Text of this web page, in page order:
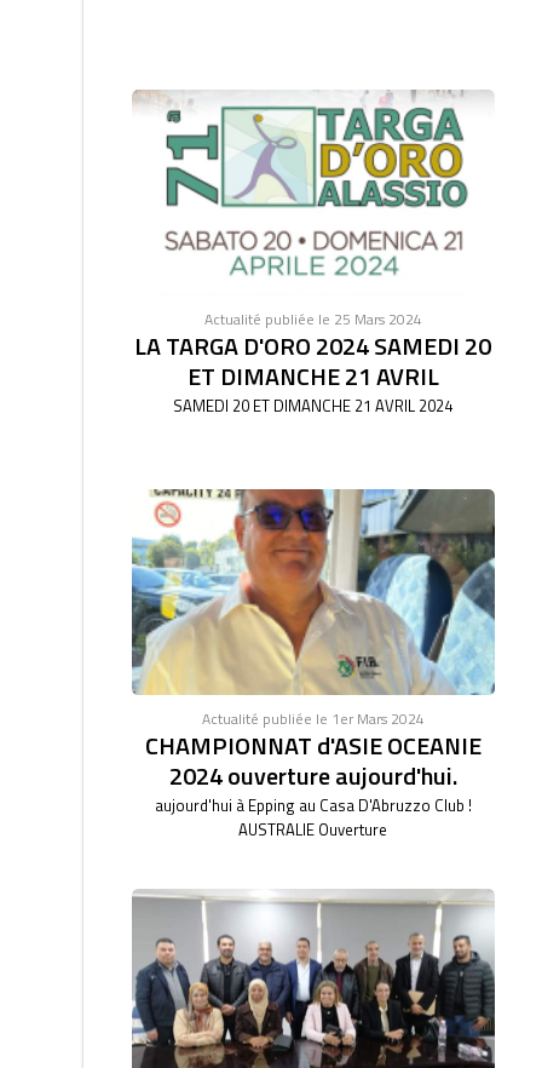
Actualité publiée le 25 Mars 2024
LA TARGA D'ORO 2024 SAMEDI 20
ET DIMANCHE 21 AVRIL
SAMEDI 20 ET DIMANCHE 21 AVRIL 2024
Actualité publiée le 1er Mars 2024
CHAMPIONNAT d'ASIE OCEANIE
2024 ouverture aujourd'hui.
aujourd'hui à Epping au Casa D'Abruzzo Club !
AUSTRALIE Ouverture